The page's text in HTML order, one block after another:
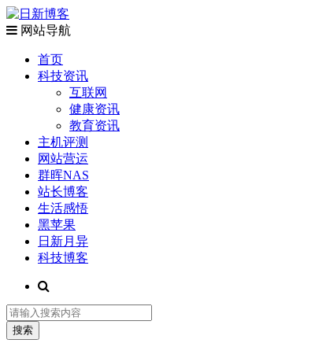
网站导航
首页
科技资讯
互联网
健康资讯
教育资讯
主机评测
网站营运
群晖NAS
站长博客
生活感悟
黑苹果
日新月异
科技博客